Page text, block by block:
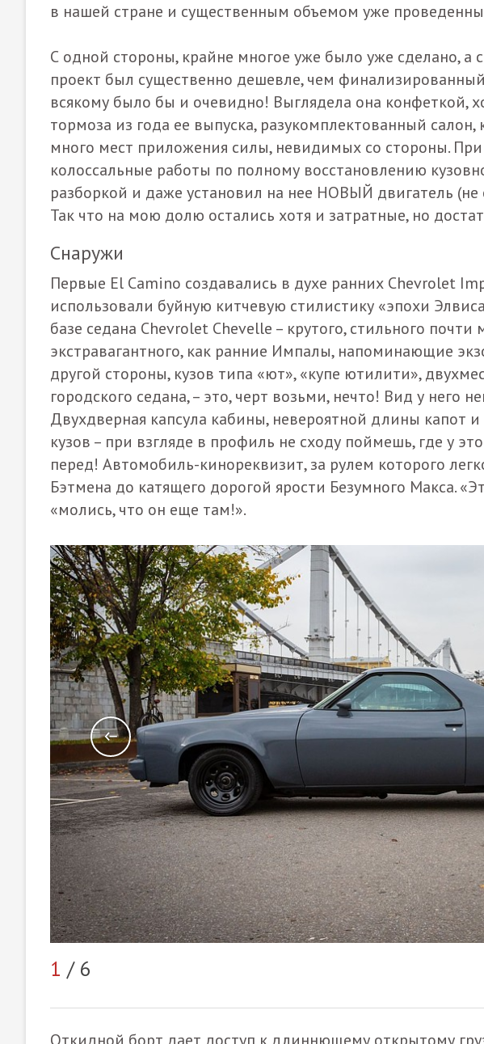
в нашей стране и существенным объемом уже
С одной стороны, крайне многое уже было уже сделано, а
проект был существенно дешевле, чем
всякому было бы и очевидно! Выглядела она конфеткой,
тормоза из года ее выпуска, разукомплектованный
много мест приложения силы, невидимых со стороны.
колоссальные работы по полному восстановлению
разборкой и даже установил на нее НОВЫЙ двигатель
Так что на мою долю остались хотя и затратные, но
Снаружи
Первые El Camino создавались в духе ранних Chevrolet
использовали буйную китчевую стилистику «эпохи
базе седана Chevrolet Chevelle – крутого, стильного почти
экстравагантного, как ранние Импалы, напоминающие
другой стороны, кузов типа «ют», «купе ютилити»,
городского седана, – это, черт возьми, нечто! Вид у него
Двухдверная капсула кабины, невероятной длины капот
кузов – при взгляде в профиль не сходу поймешь, где у
перед! Автомобиль-кинореквизит, за рулем которого
Бэтмена до катящего дорогой ярости Безумного Макса.
«молись, что он еще там!».
1 / 6